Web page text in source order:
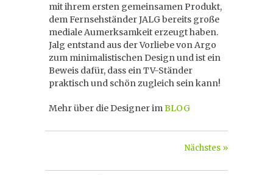
mit ihrem ersten gemeinsamen Produkt,
dem Fernsehständer JALG bereits große
mediale Aumerksamkeit erzeugt haben.
Jalg entstand aus der Vorliebe von Argo
zum minimalistischen Design und ist ein
Beweis dafür, dass ein TV-Ständer
praktisch und schön zugleich sein kann!
Mehr über die Designer imBLOG
Nächstes »